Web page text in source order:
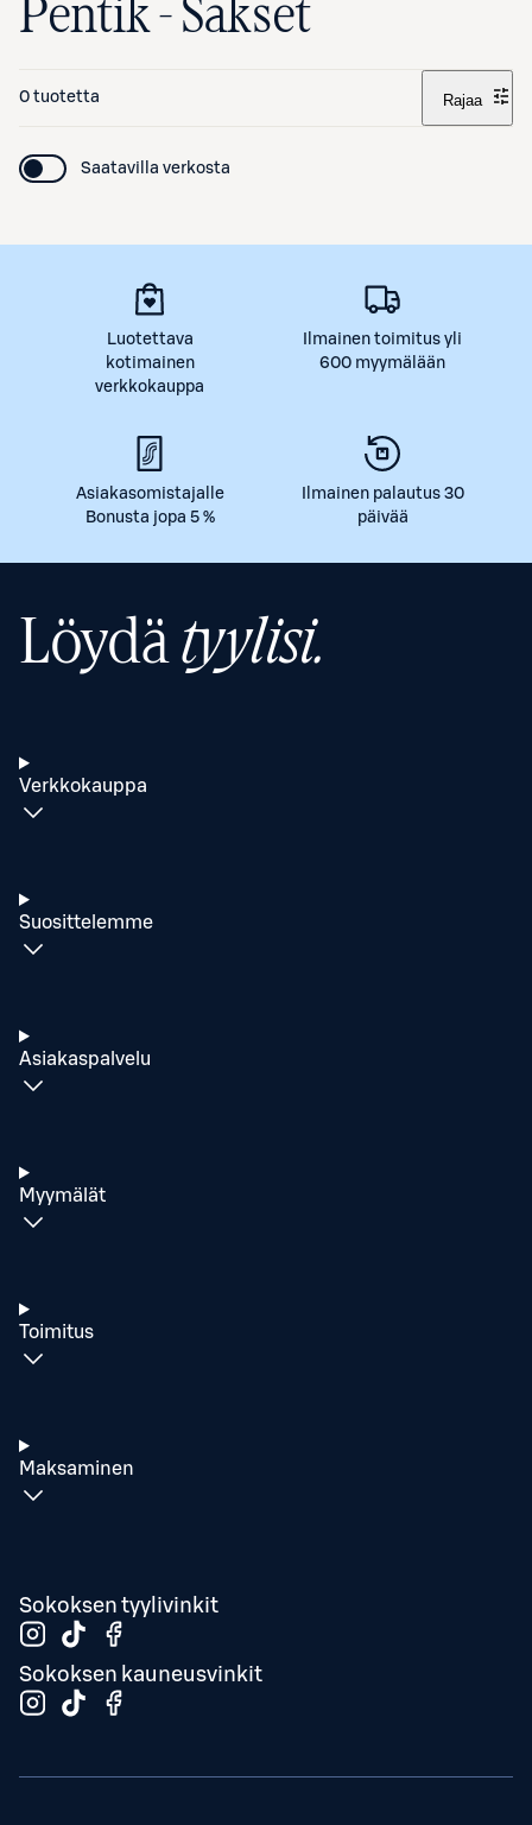
Pentik - Sakset
0 tuotetta Rajaa
Saatavilla verkosta
Luotettava
kotimainen
verkkokauppa
Ilmainen toimitus yli
600 myymälään
Asiakasomistajalle
Bonusta jopa 5 %
Ilmainen palautus 30
päivää
Löydätyylisi.
Verkkokauppa
Suosittelemme
Asiakaspalvelu
Myymälät
Toimitus
Maksaminen
Sokoksen tyylivinkit
Sokoksen kauneusvinkit